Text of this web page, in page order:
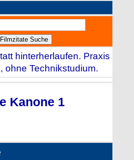
hinterherlaufen. Praxis
ohne Technikstudium.
Kanone 1